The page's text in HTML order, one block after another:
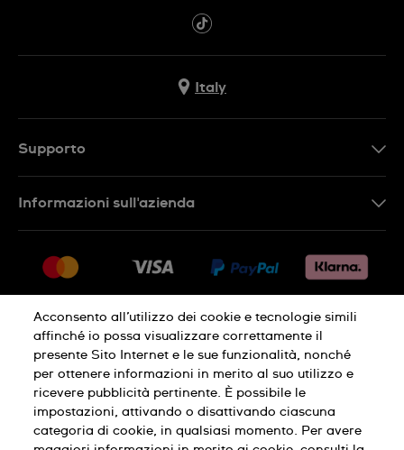
Italy
Supporto
Restituzione
Condizioni di vendita
Diritto di recesso
Informazioni sull'azienda
Lavora con noi
Informativa sulla privacy Cookies
Acconsento all’utilizzo dei cookie e tecnologie simili
affinché io possa visualizzare correttamente il
presente Sito Internet e le sue funzionalità, nonché
per ottenere informazioni in merito al suo utilizzo e
ricevere pubblicità pertinente. È possibile le
impostazioni, attivando o disattivando ciascuna
categoria di cookie, in qualsiasi momento. Per avere